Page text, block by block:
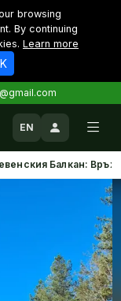
browsing
By continuing
Learn more
EN
Балкан: